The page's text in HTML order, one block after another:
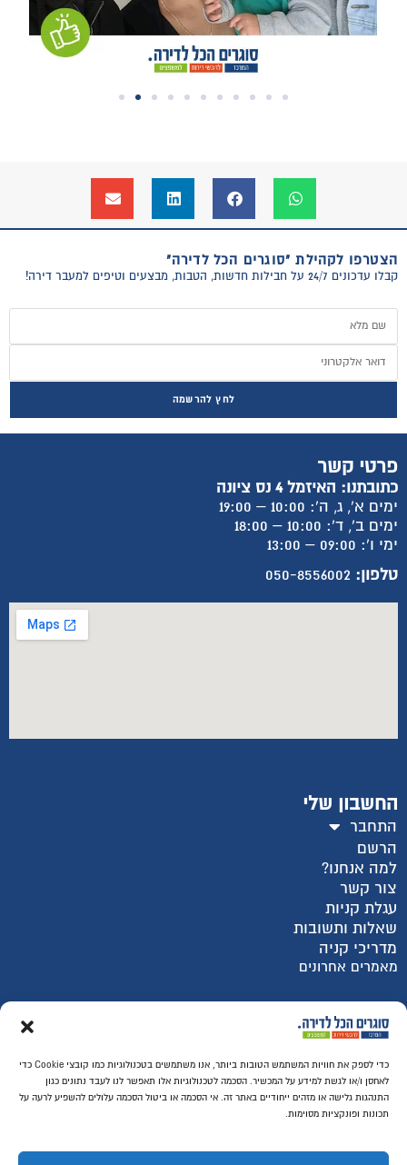
כדי לספק את חוויות המשתמש הטובות ביותר, אנו משתמשים בטכנולוגיות כמו קובצי Cookie כדי
לאחסן ו/או לגשת למידע על המכשיר. הסכמה לטכנולוגיות אלו תאפשר לנו לעבד נתונים כגון
התנהגות גלישה או מזהים ייחודיים באתר זה. אי הסכמה או ביטול הסכמה עלולים להשפיע לרעה על
תכונות ופונקציות מסוימות.
הצטרפו לקהילת "סוגרים הכל לדירה"
קבלו עדכונים 24/7 על חבילות חדשות, הטבות, מבצעים וטיפים למעבר דירה!
לחץ להרשמה
פרטי קשר
כתובתנו: האיזמל 4 נס ציונה
ימים א', ג, ה': 10:00 – 19:00
ימים ב', ד': 10:00 – 18:00
ימי ו': 09:00 – 13:00
טלפון: 050-8556002
החשבון שלי
התחבר
הרשם
למה אנחנו?
צור קשר
עגלת קניות
שאלות ותשובות
מדריכי קניה
מאמרים אחרונים
רכישה מאובטחת SSL